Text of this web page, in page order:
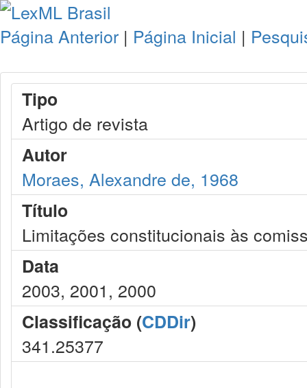
Página Anterior | Página Inicial |
Tipo
Artigo de revista
Autor
Moraes, Alexandre de, 1968
Título
Limitações constitucionais às
Data
2003, 2001, 2000
Classificação (CDDir)
341.25377